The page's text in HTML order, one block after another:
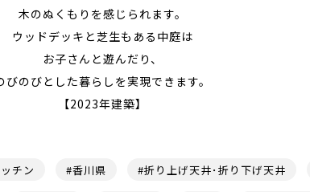
木のぬくもりを感じられます。
ウッドデッキと芝生もある中庭は
お子さんと遊んだり、
びのびとした暮らしを実現できます。
【2023年建築】
チン #香川県 #折り上げ天井･折り下げ天井